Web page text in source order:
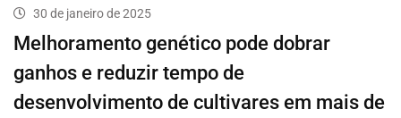
30 de janeiro de 2025
Melhoramento genético pode dobrar
ganhos e reduzir tempo de
desenvolvimento de cultivares em mais de